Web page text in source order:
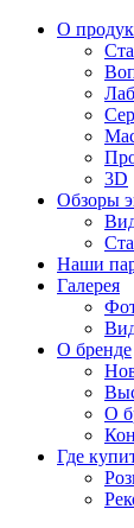
О
3D
Обзоры
Наши
Галерея
О бренде
О
Где